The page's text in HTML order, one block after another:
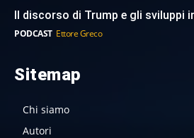
Il discorso di Trump e gli sviluppi
PODCAST Ettore Greco
Sitemap
Chi siamo
Autori